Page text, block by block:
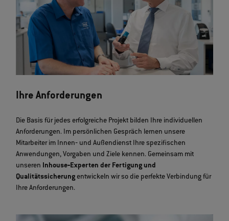
Ihre Anforderungen
Die Basis für jedes erfolgreiche Projekt bilden Ihre individuellen
Anforderungen. Im persönlichen Gespräch lernen unsere
Mitarbeiter im Innen‐ und Außendienst Ihre spezifischen
Anwendungen, Vorgaben und Ziele kennen. Gemeinsam mit
unseren Inhouse‐Experten der Fertigung und
Qualitätssicherung entwickeln wir so die perfekte Verbindung für
Ihre Anforderungen.